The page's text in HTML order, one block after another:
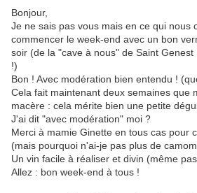
Bonjour,
Je ne sais pas vous mais en ce qui nous
commencer le week-end avec un bon
soir (de la "cave à nous" de Saint
!)
Bon ! Avec modération bien entendu !
Cela fait maintenant deux semaines que
macère : cela mérite bien une petite
J'ai dit "avec modération" moi ?
Merci à mamie Ginette en tous cas pour
(mais pourquoi n'ai-je pas plus de
Un vin facile à réaliser et divin (même pas
Allez : bon week-end à tous !